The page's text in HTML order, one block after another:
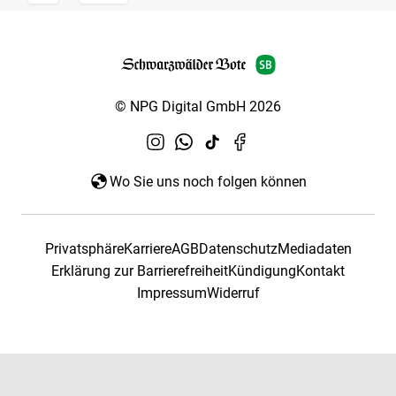
© NPG Digital GmbH 2026
Wo Sie uns noch folgen können
PrivatsphäreKarriereAGBDatenschutzMediadaten
Erklärung zur BarrierefreiheitKündigungKontakt
ImpressumWiderruf